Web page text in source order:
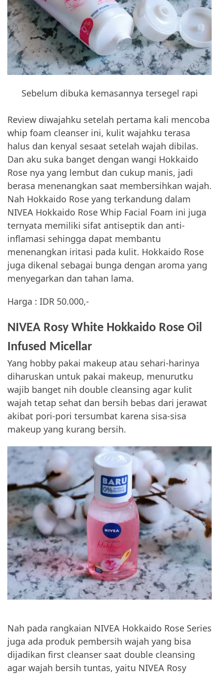
Sebelum dibuka kemasannya tersegel rapi
Review diwajahku setelah pertama kali mencoba
whip foam cleanser ini, kulit wajahku terasa
halus dan kenyal sesaat setelah wajah dibilas.
Dan aku suka banget dengan wangi Hokkaido
Rose nya yang lembut dan cukup manis, jadi
berasa menenangkan saat membersihkan wajah.
Nah Hokkaido Rose yang terkandung dalam
NIVEA Hokkaido Rose Whip Facial Foam ini juga
ternyata memiliki sifat antiseptik dan anti-
inflamasi sehingga dapat membantu
menenangkan iritasi pada kulit. Hokkaido Rose
juga dikenal sebagai bunga dengan aroma yang
menyegarkan dan tahan lama.
Harga : IDR 50.000,-
NIVEA Rosy White Hokkaido Rose Oil
Infused Micellar
Yang hobby pakai makeup atau sehari-harinya
diharuskan untuk pakai makeup, menurutku
wajib banget nih double cleansing agar kulit
wajah tetap sehat dan bersih bebas dari jerawat
akibat pori-pori tersumbat karena sisa-sisa
makeup yang kurang bersih.
Nah pada rangkaian NIVEA Hokkaido Rose Series
juga ada produk pembersih wajah yang bisa
dijadikan first cleanser saat double cleansing
agar wajah bersih tuntas, yaitu NIVEA Rosy